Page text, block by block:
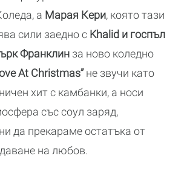
а Марая Кери, която тази
сили заедно с Khalid и госпъл
Франклин за ново коледно
At Christmas”не звучи като
хит с камбанки, а носи
със соул заряд,
да прекараме остатъка от
на любов.